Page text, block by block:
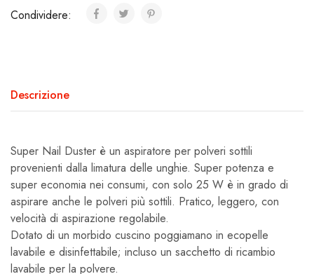
Condividere:
Descrizione
Super Nail Duster è un aspiratore per polveri sottili
provenienti dalla limatura delle unghie. Super potenza e
super economia nei consumi, con solo 25 W è in grado di
aspirare anche le polveri più sottili. Pratico, leggero, con
velocità di aspirazione regolabile.
Dotato di un morbido cuscino poggiamano in ecopelle
lavabile e disinfettabile; incluso un sacchetto di ricambio
lavabile per la polvere.